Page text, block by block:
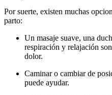
Por suerte, existen muchas
parto:
Un masaje suave, una
respiración y relajación
dolor.
Caminar o cambiar de
puede ayudar.